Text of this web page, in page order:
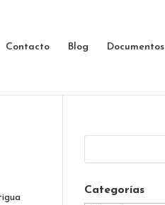
Contacto Blog Documentos
Categorías